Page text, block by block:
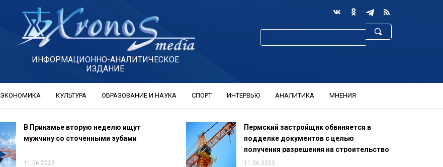
ИНФОРМАЦИОННО-АНАЛИТИЧЕСКОЕ
ИЗДАНИЕ
ЭКОНОМИКА КУЛЬТУРА ОБРАЗОВАНИЕ И НАУКА СПОРТ ИНТЕРВЬЮ АНАЛИТИКА МНЕНИЯ
В Прикамье вторую неделю ищут
мужчину со сточенными зубами
11.06.2023
Пермский застройщик обвиняется в
подделке документов с целью
получения разрешения на строительство
11.06.2023